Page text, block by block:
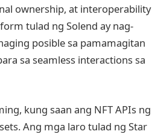
ownership, at interoperability
tulad ng Solend ay nag-
posible sa pamamagitan
sa seamless interactions sa
kung saan ang NFT APIs ng
Ang mga laro tulad ng Star